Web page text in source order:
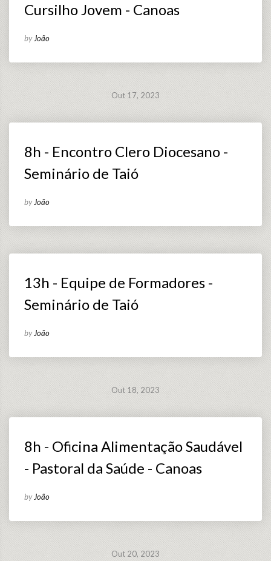
Cursilho Jovem - Canoas
by João
Out 17, 2023
8h - Encontro Clero Diocesano -
Seminário de Taió
by João
13h - Equipe de Formadores -
Seminário de Taió
by João
Out 18, 2023
8h - Oficina Alimentação Saudável
- Pastoral da Saúde - Canoas
by João
Out 20, 2023